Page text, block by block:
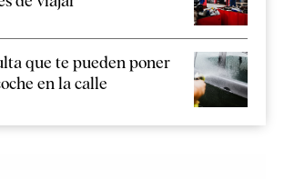
que te pueden poner
en la calle